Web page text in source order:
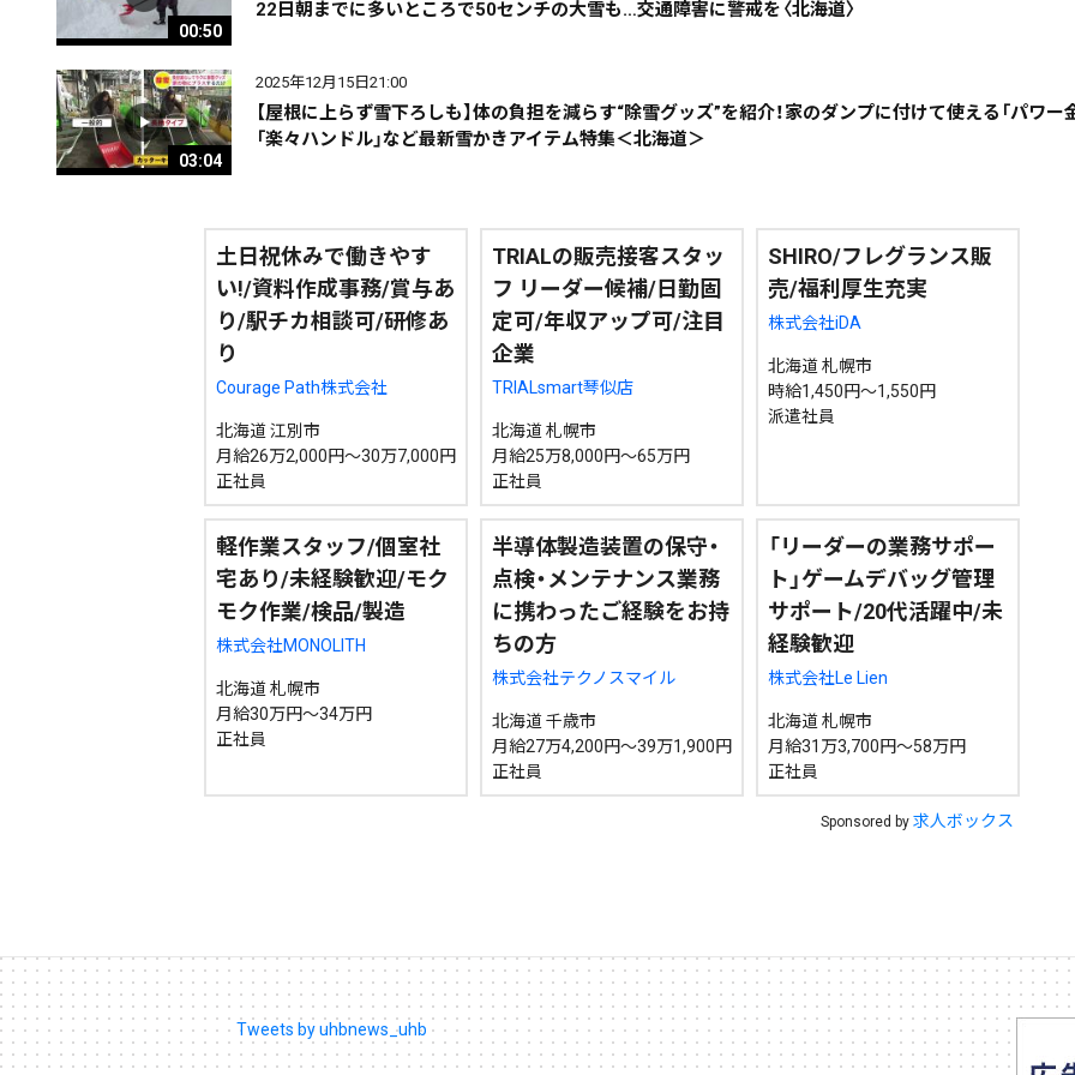
00:50
22日朝までに多いところで50センチの大雪も…交通障害に警戒を〈北海道〉
03:04
2025年12月15日21:00
【屋根に上らず雪下ろしも】体の負担を減らす“除雪グッズ”を紹介！家のダンプに付けて使える「パワー
「楽々ハンドル」など最新雪かきアイテム特集＜北海道＞
土日祝休みで働きやす
い!/資料作成事務/賞与あ
り/駅チカ相談可/研修あ
り
Courage Path株式会社
北海道 江別市
月給26万2,000円～30万7,000円
正社員
TRIALの販売接客スタッ
フ リーダー候補/日勤固
定可/年収アップ可/注目
企業
TRIALsmart琴似店
北海道 札幌市
月給25万8,000円～65万円
正社員
SHIRO/フレグランス販
売/福利厚生充実
株式会社iDA
北海道 札幌市
時給1,450円～1,550円
派遣社員
軽作業スタッフ/個室社
宅あり/未経験歓迎/モク
モク作業/検品/製造
株式会社MONOLITH
北海道 札幌市
月給30万円～34万円
正社員
半導体製造装置の保守・
点検・メンテナンス業務
に携わったご経験をお持
ちの方
株式会社テクノスマイル
北海道 千歳市
月給27万4,200円～39万1,900円
正社員
「リーダーの業務サポー
ト」ゲームデバッグ管理
サポート/20代活躍中/未
経験歓迎
株式会社Le Lien
北海道 札幌市
月給31万3,700円～58万円
正社員
Sponsored by 求人ボックス
Tweets by uhbnews_uhb